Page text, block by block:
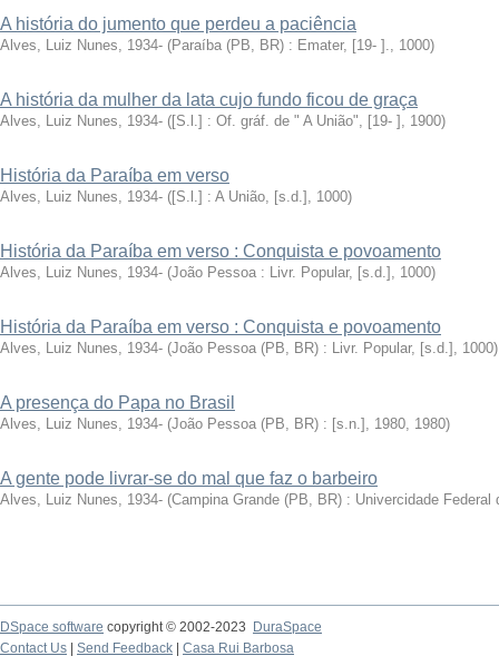
A história do jumento que perdeu a paciência
Alves, Luiz Nunes, 1934- (Paraíba (PB, BR) : Emater, [19- ]., 1000)
A história da mulher da lata cujo fundo ficou de graça
Alves, Luiz Nunes, 1934- ([S.l.] : Of. gráf. de " A União", [19- ] , 1900)
História da Paraíba em verso
Alves, Luiz Nunes, 1934- ([S.l.] : A União, [s.d.] , 1000)
História da Paraíba em verso : Conquista e povoamento
Alves, Luiz Nunes, 1934- (João Pessoa : Livr. Popular, [s.d.] , 1000)
História da Paraíba em verso : Conquista e povoamento
Alves, Luiz Nunes, 1934- (João Pessoa (PB, BR) : Livr. Popular, [s.d.] , 1000)
A presença do Papa no Brasil
Alves, Luiz Nunes, 1934- (João Pessoa (PB, BR) : [s.n.], 1980, 1980)
A gente pode livrar-se do mal que faz o barbeiro
Alves, Luiz Nunes, 1934- (Campina Grande (PB, BR) : Univercidade Federal
DSpace software copyright © 2002-2023
DuraSpace
Contact Us
Send Feedback Casa Rui Barbosa